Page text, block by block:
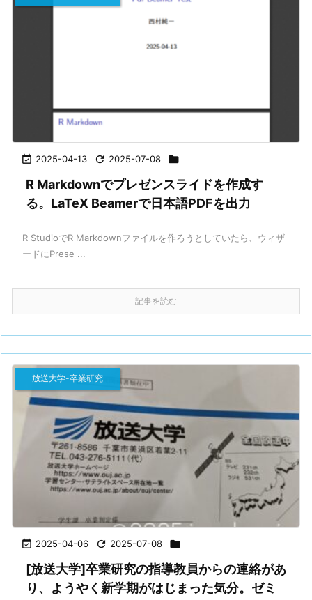
 2025-04-13  2025-07-08 
R Markdownでプレゼンスライドを作成す
る。LaTeX Beamerで日本語PDFを出力
R StudioでR Markdownファイルを作ろうとしていたら、ウィザ
ードにPrese ...
記事を読む
 2025-04-06  2025-07-08 
放送大学-卒業研究
[放送大学]卒業研究の指導教員からの連絡があ
り、ようやく新学期がはじまった気分。ゼミ